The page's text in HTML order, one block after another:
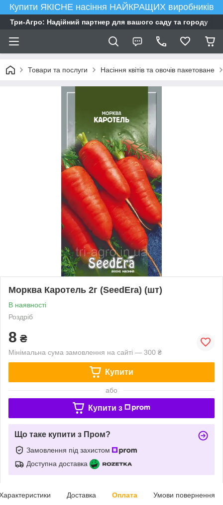
Купити ЯКІСНЕ насіння НАЙКРАЩИХ виробників
Три-Агро: Надійний партнер для вашого саду та городу
Товари та послуги Насіння квітів та овочів пакетоване
Морква Каротель 2г (SeedEra) (шт)
В наявності
Роздріб
8 ₴
Мінімальна сума замовлення на сайті — 300 ₴
Купити
або
Купити з
Що таке купити з Пром?
Замовлення під захистом
Доступна доставка
Доставка Оплата Умови повернення